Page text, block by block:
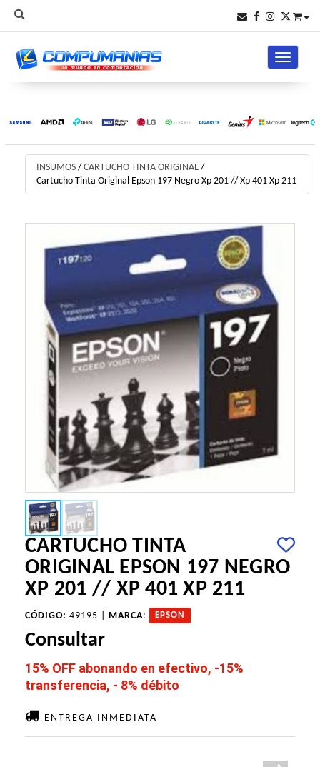
Toggle
INSUMOS / CARTUCHO TINTA ORIGINAL /
Cartucho Tinta Original Epson 197 Negro Xp 201 // Xp 401 Xp 211
CARTUCHO TINTA
ORIGINAL EPSON 197 NEGRO
XP 201 // XP 401 XP 211
CÓDIGO: 49195 | MARCA: EPSON
Consultar
15% OFF abonando en efectivo, -15%
transferencia, - 8% débito
ENTREGA INMEDIATA